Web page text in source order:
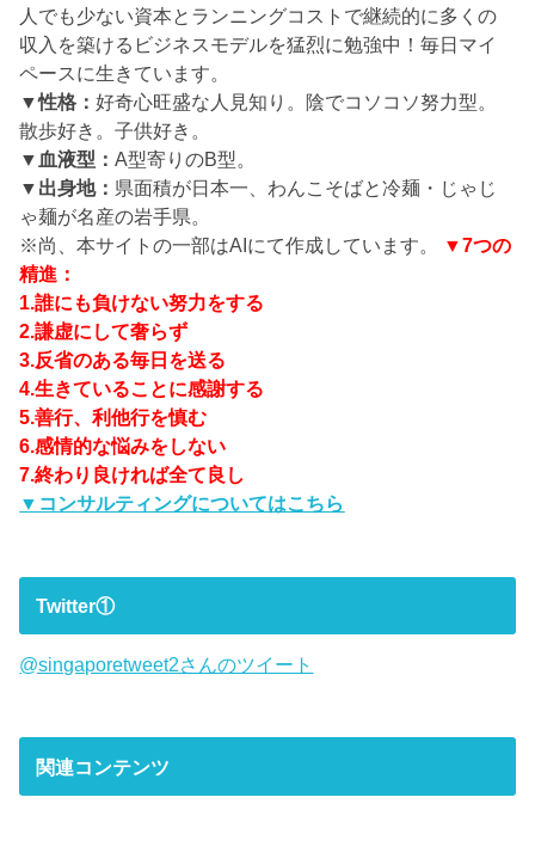
人でも少ない資本とランニングコストで継続的に多くの
収入を築けるビジネスモデルを猛烈に勉強中！毎日マイ
ペースに生きています。
▼性格：好奇心旺盛な人見知り。陰でコソコソ努力型。
散歩好き。子供好き。
▼血液型：A型寄りのB型。
▼出身地： 県面積が日本一、わんこそばと冷麺・じゃじ
ゃ麺が名産の岩手県。
※尚、本サイトの一部はAIにて作成しています。
▼7つの
精進：
1.誰にも負けない努力をする
2.謙虚にして奢らず
3.反省のある毎日を送る
4.生きていることに感謝する
5.善行、利他行を慎む
6.感情的な悩みをしない
7.終わり良ければ全て良し
▼コンサルティングについてはこちら
Twitter①
@singaporetweet2さんのツイート
関連コンテンツ